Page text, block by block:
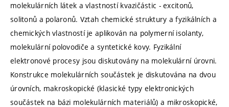
molekulárních látek a vlastností kvazičástic - excitonů,
solitonů a polaronů. Vztah chemické struktury a fyzikálních a
chemických vlastností je aplikován na polymerní isolanty,
molekulární polovodiče a syntetické kovy. Fyzikální
elektronové procesy jsou diskutovány na molekulární úrovni.
Konstrukce molekulárních součástek je diskutována na dvou
úrovních, makroskopické (klasické typy elektronických
součástek na bázi molekulárních materiálů) a mikroskopické,